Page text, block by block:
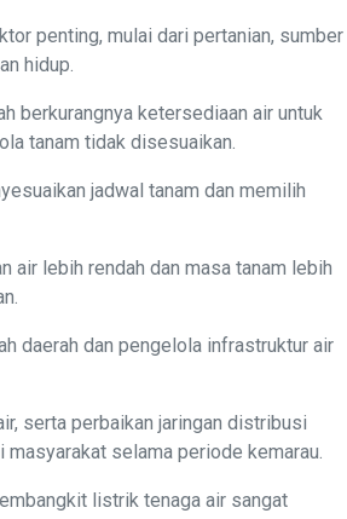
penting, mulai dari pertanian, sumber
hidup.
berkurangnya ketersediaan air untuk
tanam tidak disesuaikan.
jadwal tanam dan memilih
air lebih rendah dan masa tanam lebih
daerah dan pengelola infrastruktur air
serta perbaikan jaringan distribusi
selama periode kemarau.
listrik tenaga air sangat